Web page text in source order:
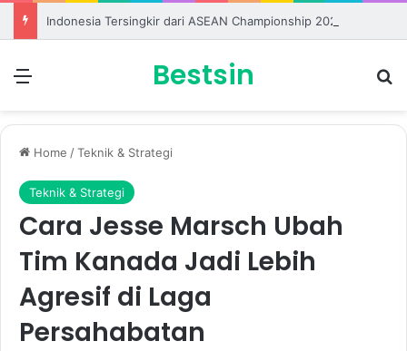
Bestsin
Home /Teknik & Strategi
Teknik & Strategi
Cara Jesse Marsch Ubah
Tim Kanada Jadi Lebih
Agresif di Laga
Persahabatan